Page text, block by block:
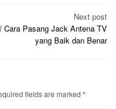
Next post
Cara Pasang Jack Antena TV
yang Baik dan Benar
fields are marked *